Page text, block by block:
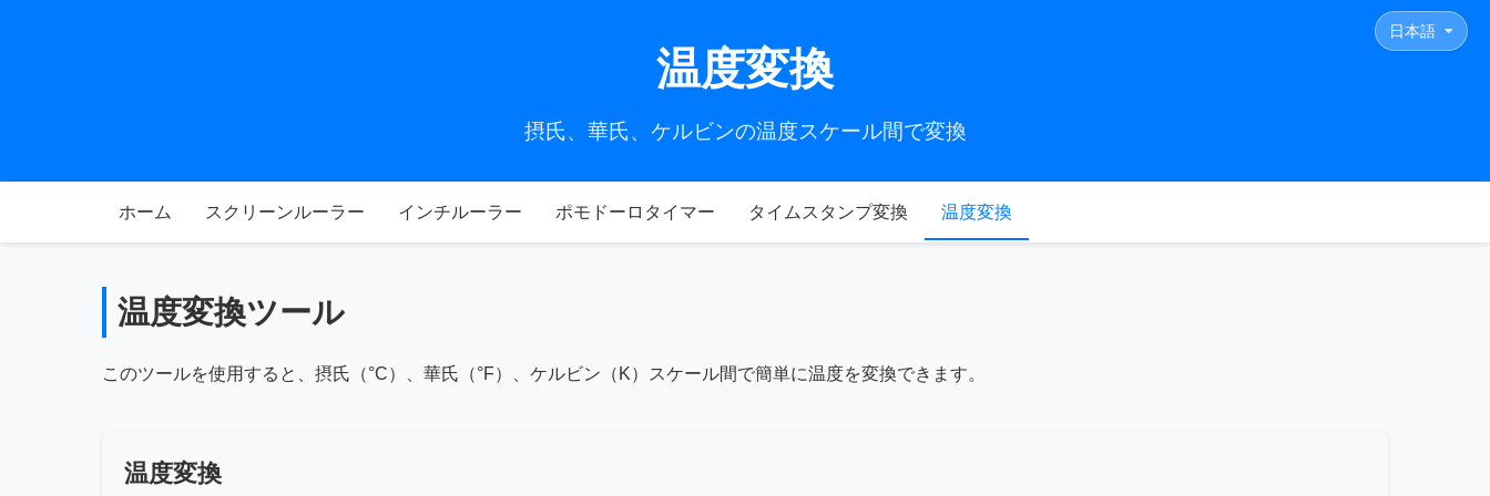
日本語
温度変換
摂氏、華氏、ケルビンの温度スケール間で変換
ホーム スクリーンルーラー インチルーラー ポモドーロタイマー タイムスタンプ変換 温度変換
温度変換ツール
このツールを使用すると、摂氏（°C）、華氏（°F）、ケルビン（K）スケール間で簡単に温度を変換できます。
温度変換